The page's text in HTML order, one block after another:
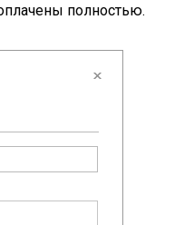
полностью.